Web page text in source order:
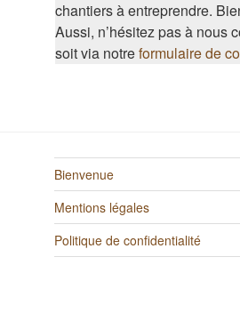
chantiers à entreprendre.
Aussi, n’hésitez pas à nous
soit via notreformulaire de
Bienvenue
Mentions légales
Politique de confidentialité